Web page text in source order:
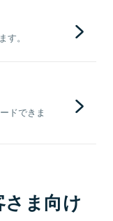
。
ドできま
ま向け